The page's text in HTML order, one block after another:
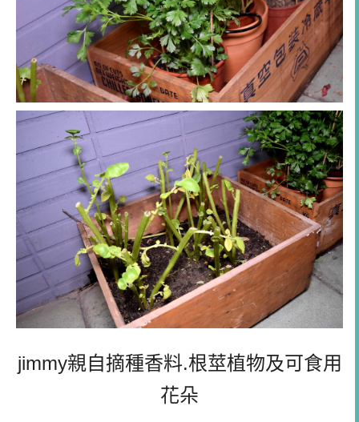
jimmy親自摘種香料.根莖植物及可食用
花朵